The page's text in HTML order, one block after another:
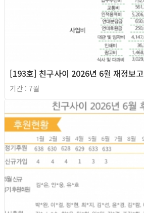
[193호] 친구사이 2026년 6월 재정보고
기간 : 7월